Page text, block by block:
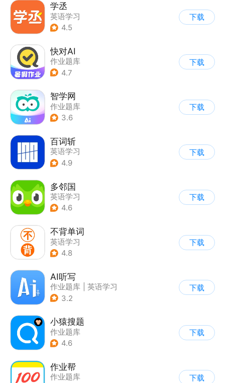
学丞
英语学习
4.5
下载
快对AI
作业题库
4.7
下载
智学网
作业题库
3.6
下载
百词斩
英语学习
4.9
下载
多邻国
英语学习
4.6
下载
不背单词
英语学习
4.8
下载
AI听写
作业题库
英语学习
3.2
下载
小猿搜题
作业题库
4.6
下载
作业帮
作业题库
下载